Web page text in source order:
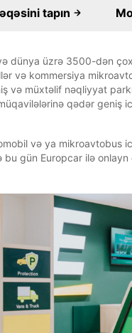
tapın
dünya üzrə 3500-dən
və kommersiya
və müxtəlif nəqliyyat
qədər geniş
və ya mikroavtobus
bu gün Europcar ilə